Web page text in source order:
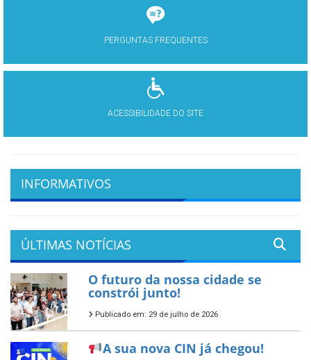
PERGUNTAS FREQUENTES
ACESSIBILIDADE DO SITE
INFORMATIVOS
ÚLTIMAS NOTÍCIAS
O futuro da nossa cidade se
constrói junto!
Publicado em: 29 de julho de 2026
A sua nova CIN já chegou!